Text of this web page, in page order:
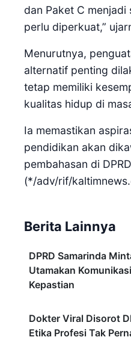
dan Paket C menjadi
perlu diperkuat,”
Menurutnya,
alternatif penting
tetap memiliki
kualitas hidup di
Ia memastikan
pendidikan akan
pembahasan di
(*/adv/rif/
Berita Lainnya
DPRD Samarinda
Utamakan
Kepastian
Dokter Viral Disorot
Etika Profesi Tak